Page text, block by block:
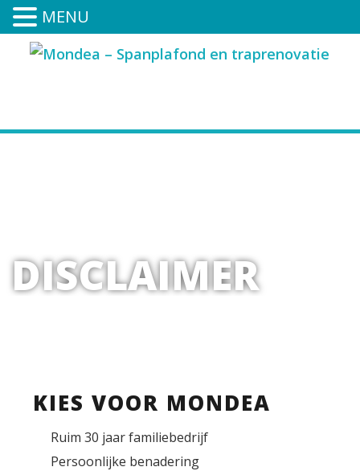
DISCLAIMER
KIES VOOR MONDEA
Ruim 30 jaar familiebedrijf
Persoonlijke benadering
MENU